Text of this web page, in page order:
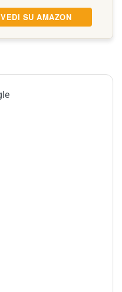
VEDI SU AMAZON